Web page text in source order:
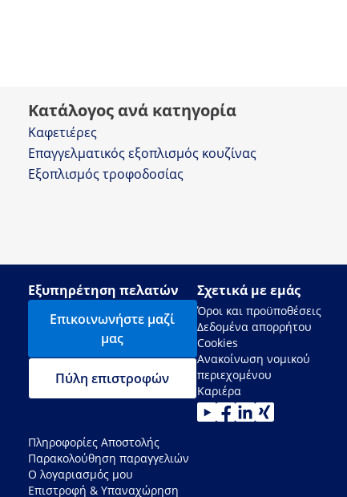
Κατάλογος ανά κατηγορία
Καφετιέρες
Επαγγελματικός εξοπλισμός κουζίνας
Εξοπλισμός τροφοδοσίας
Εξυπηρέτηση πελατών
Επικοινωνήστε μαζί
μας
Πύλη επιστροφών
Πληροφορίες Αποστολής
Παρακολούθηση παραγγελιών
Ο λογαριασμός μου
Επιστροφή & Υπαναχώρηση
Σχετικά με εμάς
Όροι και προϋποθέσεις
Δεδομένα απορρήτου
Cookies
Ανακοίνωση νομικού
περιεχομένου
Καριέρα